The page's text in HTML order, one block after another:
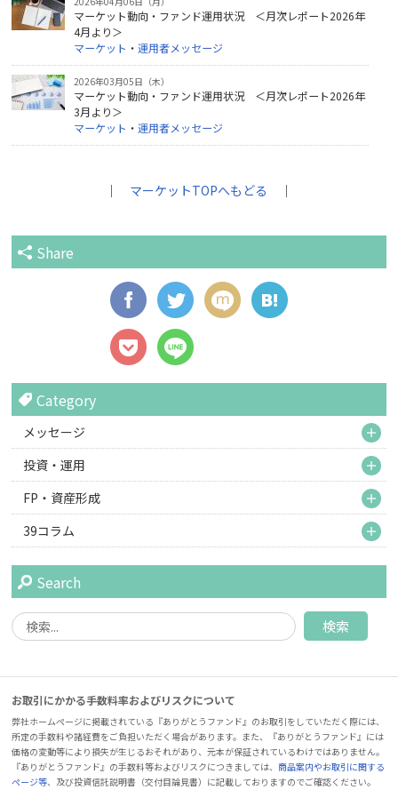
マーケット動向・ファンド運用状況 ＜月次レポート2026年
4月より＞
マーケット ・運用者メッセージ
2026年03月05日（木）
マーケット動向・ファンド運用状況 ＜月次レポート2026年
3月より＞
マーケット ・運用者メッセージ
｜ マーケットTOPへもどる ｜
Share
Category
メッセージ
投資・運用
FP・資産形成
39コラム
Search
お取引にかかる手数料率およびリスクについて
弊社ホームページに掲載されている『ありがとうファンド』のお取引をしていただく際には、
所定の手数料や諸経費をご負担いただく場合があります。また、『ありがとうファンド』には
価格の変動等により損失が生じるおそれがあり、元本が保証されているわけではありません。
『ありがとうファンド』の手数料等およびリスクにつきましては、商品案内やお取引に関する
ページ等、及び投資信託説明書（交付目論見書）に記載しておりますのでご確認ください。